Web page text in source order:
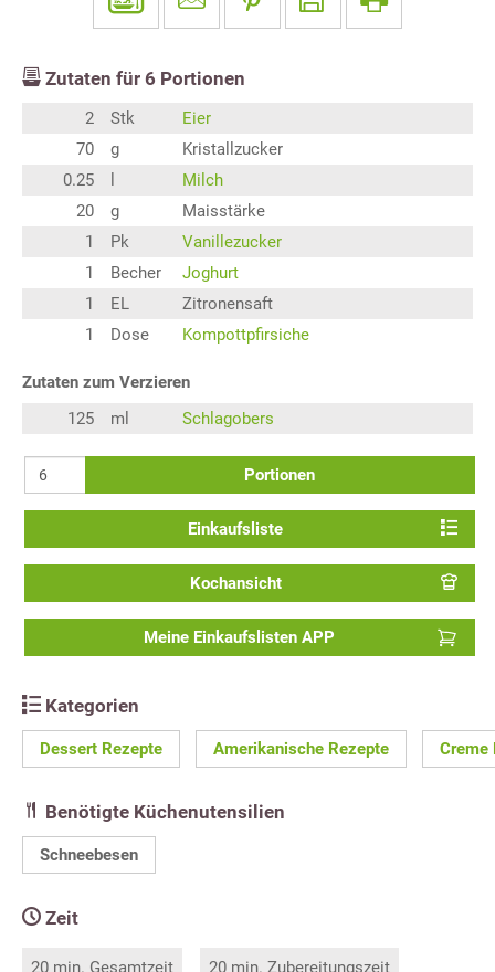
Zutaten für 6 Portionen
2 Stk
Eier
70
g
Kristallzucker
0.25
Milch
20
g
Maisstärke
1
Pk
Vanillezucker
1
Becher
Joghurt
1
EL
Zitronensaft
1
Dose Kompottpfirsiche
Zutaten zum Verzieren
125
ml Schlagobers
Portionen
Einkaufsliste
Kochansicht
Meine Einkaufslisten APP
Kategorien
Dessert Rezepte Amerikanische Rezepte Creme
Benötigte Küchenutensilien
Schneebesen
Zeit